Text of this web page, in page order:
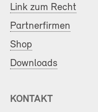
Link zum Recht
Partnerfirmen
Shop
Downloads
KONTAKT